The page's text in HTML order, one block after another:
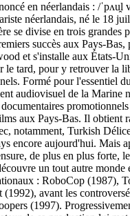
en néerlandais : /ˈpʌu̯l
néerlandais, né le 18
se divise en trois grandes
succès aux Pays-Bas,
et s'installe aux États-
le tard, pour y retrouver la
Formé pour l'essentiel
audiovisuel de la Marine
aux Pays-Bas. Il obtient
notamment, Turkish
encore aujourd'hui. Mais
de plus en plus forte,
un tout autre monde
: RoboCop (1987),
avant les
(1997).